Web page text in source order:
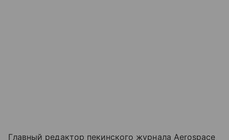
Главный редактор пекинского журнала Aerospace